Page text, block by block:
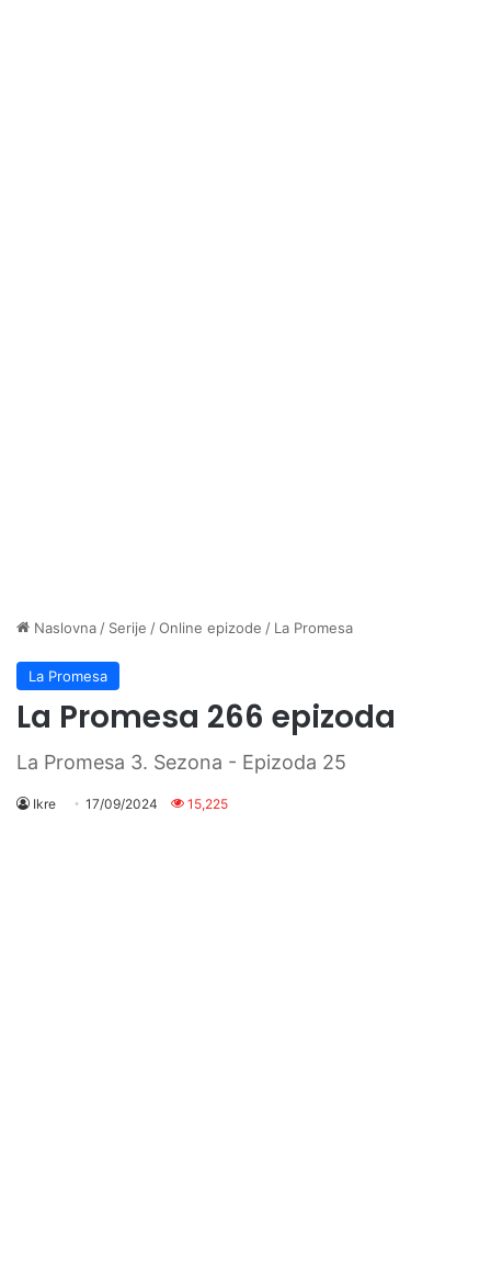
Naslovna / Serije /Online epizode / La Promesa
La Promesa
La Promesa 266 epizoda
La Promesa 3. Sezona - Epizoda 25
Ikre 17/09/2024 15,225